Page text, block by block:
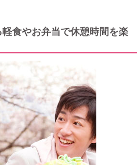
食やお弁当で休憩時間を楽